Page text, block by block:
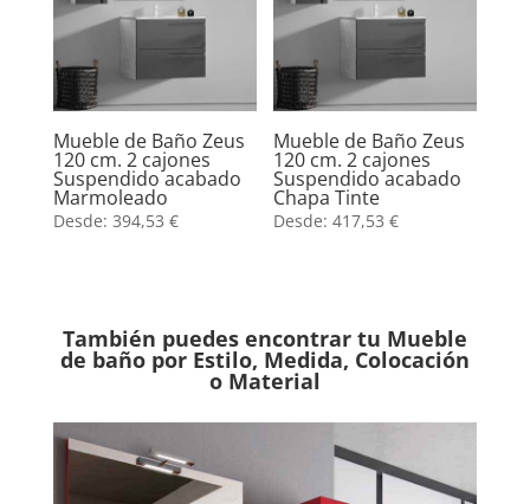
Mueble de Baño Zeus
120 cm. 2 cajones
Suspendido acabado
Marmoleado
Desde: 394,53 €
Mueble de Baño Zeus
120 cm. 2 cajones
Suspendido acabado
Chapa Tinte
Desde:417,53€
También puedes encontrar tu Mueble
de baño por Estilo, Medida, Colocación
o Material